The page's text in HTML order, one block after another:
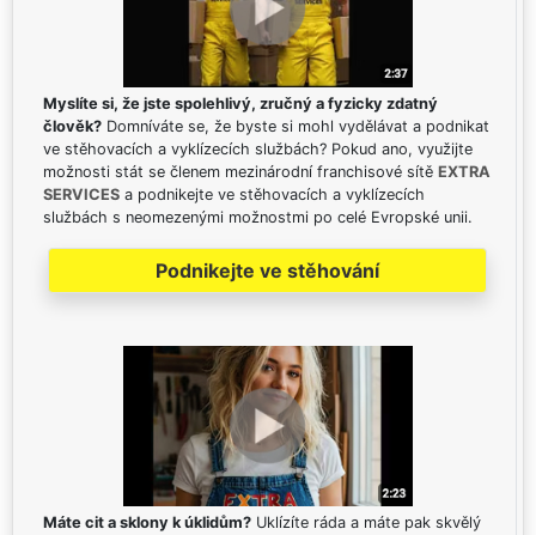
Myslíte si, že jste spolehlivý, zručný a fyzicky zdatný
člověk? Domníváte se, že byste si mohl vydělávat a podnikat
ve stěhovacích a vyklízecích službách? Pokud ano, využijte
možnosti stát se členem mezinárodní franchisové sítě EXTRA
SERVICES a podnikejte ve stěhovacích a vyklízecích
službách s neomezenými možnostmi po celé Evropské unii.
Podnikejte ve stěhování
Máte cit a sklony k úklidům? Uklízíte ráda a máte pak skvělý